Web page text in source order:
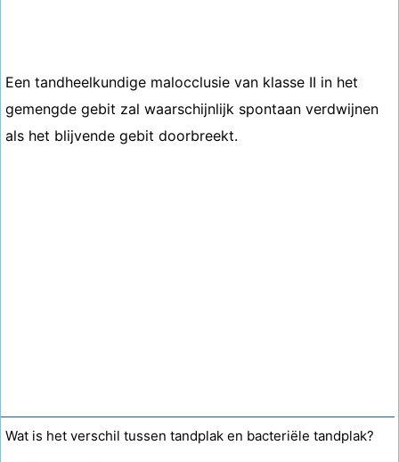
Een tandheelkundige malocclusie van klasse II in het
gemengde gebit zal waarschijnlijk spontaan verdwijnen
als het blijvende gebit doorbreekt.
Wat is het verschil tussen tandplak en bacteriële tandplak?